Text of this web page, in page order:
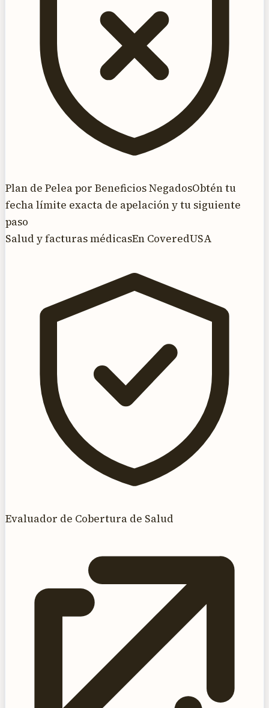
Plan de Pelea por Beneficios NegadosObtén tu
fecha límite exacta de apelación y tu siguiente
paso
Salud y facturas médicasEn CoveredUSA
Evaluador de Cobertura de Salud